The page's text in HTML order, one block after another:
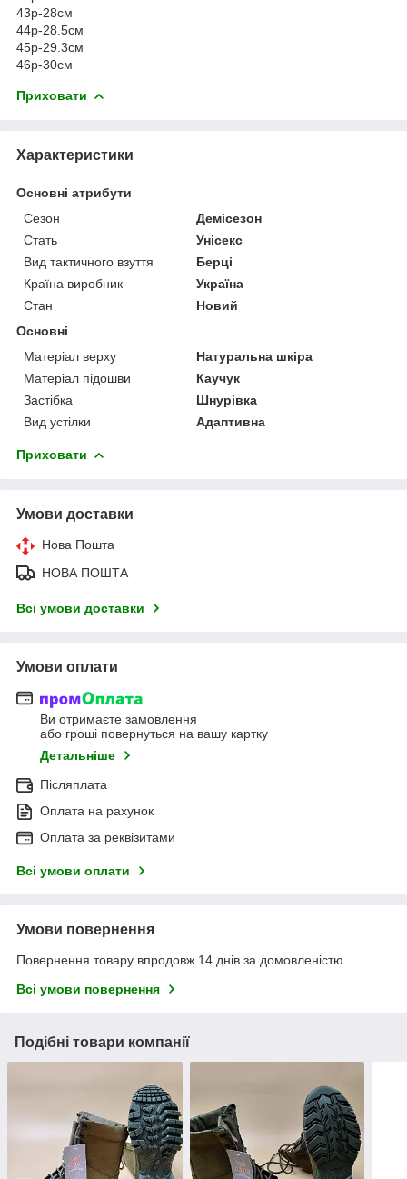
43р-28см
44р-28.5см
45р-29.3см
46р-30см
Приховати
Характеристики
Основні атрибути
Сезон
Демісезон
Стать
Унісекс
Вид тактичного взуття
Берці
Країна виробник
Україна
Стан
Новий
Основні
Матеріал верху
Натуральна шкіра
Матеріал підошви
Каучук
Застібка
Шнурівка
Вид устілки
Адаптивна
Приховати
Умови доставки
Нова Пошта
НОВА ПОШТА
Всі умови доставки
Умови оплати
Ви отримаєте замовлення
або гроші повернуться на вашу картку
Детальніше
Післяплата
Оплата на рахунок
Оплата за реквізитами
Всі умови оплати
Умови повернення
Повернення товару впродовж 14 днів за домовленістю
Всі умови повернення
Подібні товари компанії